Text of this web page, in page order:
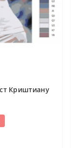
Криштиану